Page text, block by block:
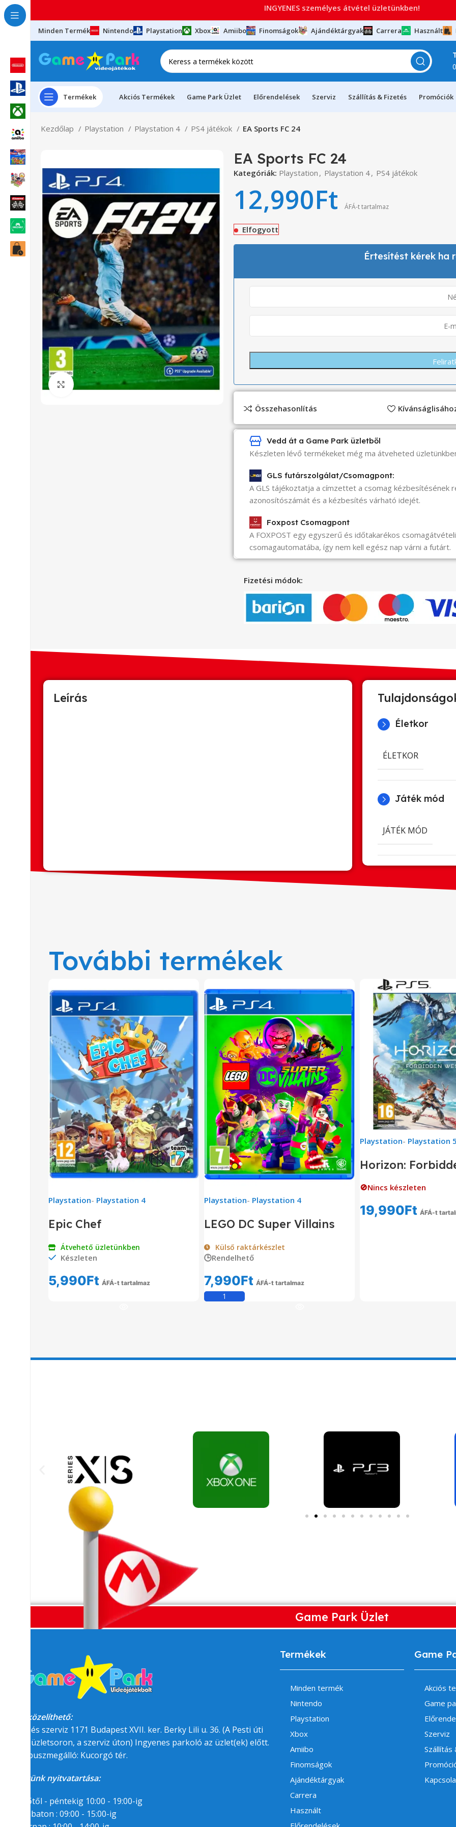
Minden Termék Nintendo Playstation Xbox Amiibo Finomságok Ajándéktárgyak Carrera Használt
Termékek Akciós Termékek Game Park Üzlet Előrendelések Szerviz Szállítás & Fizetés Promóciók
Kezdőlap Playstation Playstation 4 PS4 játékok EA Sports FC 24
Click to enlarge
EA Sports FC 24
Kategóriák: Playstation , Playstation 4, PS4 játékok
12,990Ft ÁFÁ-t tartalmaz
Elfogyott
Értesítést kérek ha
Összehasonlítás
Vedd át a Game Park üzletből
Készleten lévő termékeket még ma átveheted
GLS futárszolgálat/Csomagpont:
A GLS tájékoztatja a címzettet a csomag kézbesítésének
azonosítószámát és a kézbesítés várható idejét.
Foxpost Csomagpont
A FOXPOST egy egyszerű és időtakarékos
csomagautomatába, így nem kell egész nap várni a futárt.
Fizetési módok:
Leírás
Életkor
ÉLETKOR
Játék mód
JÁTÉK MÓD
További termékek
Playstation- Playstation 4
Epic Chef
Átvehető üzletünkben
Készleten
5,990Ft ÁFÁ-t tartalmaz
Playstation- Playstation 4
LEGO DC Super Villains
Külső raktárkészlet
🕒Rendelhető
7,990Ft ÁFÁ-t tartalmaz
Playstation- Playstation 5
Horizon:
🚫Nincs készleten
19,990Ft ÁFÁ-t
Game Park Üzlet
Megközelíthető:
üzlet és szerviz 1171 Budapest XVII. ker. Berky Lili u. 36. (A Pesti úti
felőli üzletsoron, a szerviz úton) Ingyenes parkoló az üzlet(ek) előtt.
BKK buszmegálló: Kucorgó tér.
Üzletünk nyitvatartása:
Hétfőtől - péntekig 10:00 - 19:00-ig
Szombaton : 09:00 - 15:00-ig
Termékek
Minden termék
Nintendo
Playstation
Xbox
Amiibo
Finomságok
Ajándéktárgyak
Carrera
Használt
Game
Akciós
Game
Szerviz
Szállítás
INGYENES személyes átvétel üzletünkben!